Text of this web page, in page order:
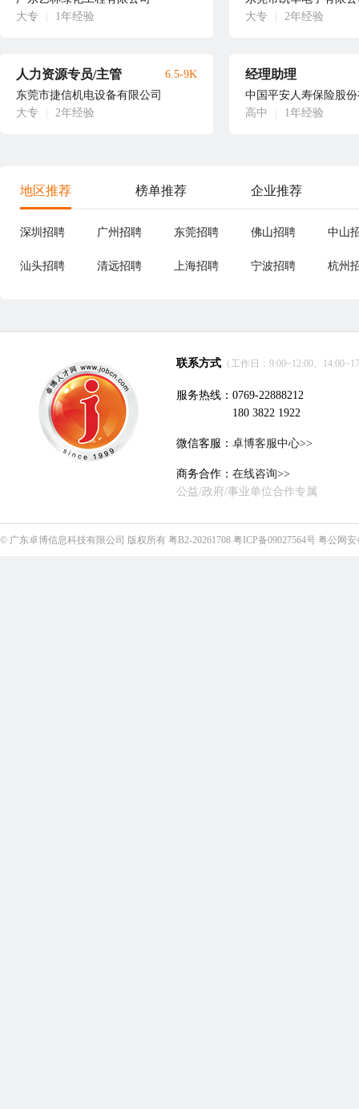
大专
1年经验
大专
2年经验
人力资源专员/主管
东莞市捷信机电设备有限公司
大专
2年经验
6.5-9K 经理助理
高中 1年经验
地区推荐 榜单推荐 企业推荐
深圳招聘 广州招聘 东莞招聘 佛山招聘 中山
汕头招聘 清远招聘 上海招聘 宁波招聘 杭州
联系方式 （工作日：9:00~12:00、
服务热线：0769-22888212
180 3822 1922
微信客服： 卓博客服中心>>
商务合作： 在线咨询>>
公益/政府/事业单位合作专属
© 广东卓博信息科技有限公司 版权所有 粤B2-20261708 粤ICP备09027564号 粤公网安